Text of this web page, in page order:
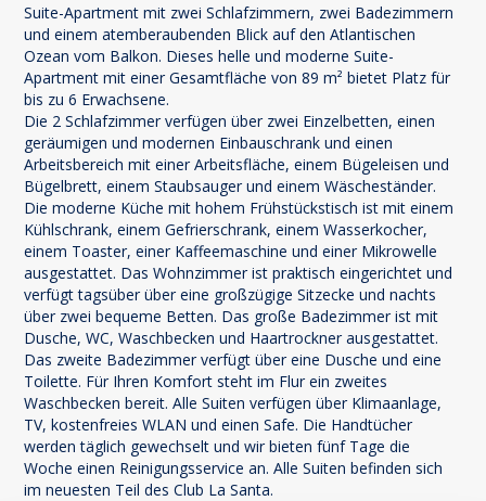
Suite-Apartment mit zwei Schlafzimmern, zwei Badezimmern
und einem atemberaubenden Blick auf den Atlantischen
Ozean vom Balkon. Dieses helle und moderne Suite-
Apartment mit einer Gesamtfläche von 89 m² bietet Platz für
bis zu 6 Erwachsene.
Die 2 Schlafzimmer verfügen über zwei Einzelbetten, einen
geräumigen und modernen Einbauschrank und einen
Arbeitsbereich mit einer Arbeitsfläche, einem Bügeleisen und
Bügelbrett, einem Staubsauger und einem Wäscheständer.
Die moderne Küche mit hohem Frühstückstisch ist mit einem
Kühlschrank, einem Gefrierschrank, einem Wasserkocher,
einem Toaster, einer Kaffeemaschine und einer Mikrowelle
ausgestattet. Das Wohnzimmer ist praktisch eingerichtet und
verfügt tagsüber über eine großzügige Sitzecke und nachts
über zwei bequeme Betten. Das große Badezimmer ist mit
Dusche, WC, Waschbecken und Haartrockner ausgestattet.
Das zweite Badezimmer verfügt über eine Dusche und eine
Toilette. Für Ihren Komfort steht im Flur ein zweites
Waschbecken bereit. Alle Suiten verfügen über Klimaanlage,
TV, kostenfreies WLAN und einen Safe. Die Handtücher
werden täglich gewechselt und wir bieten fünf Tage die
Woche einen Reinigungsservice an. Alle Suiten befinden sich
im neuesten Teil des Club La Santa.